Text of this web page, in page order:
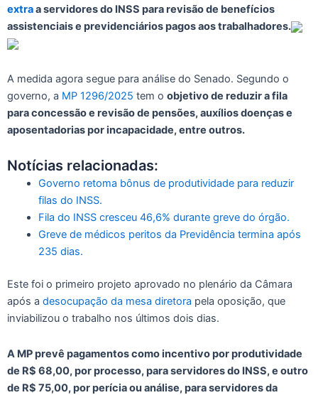
extraa servidores do INSS para revisão de benefícios
assistenciais e previdenciários pagos aos trabalhadores.
A medida agora segue para análise do Senado. Segundo o
governo, a MP 1296/2025 tem o objetivo de reduzir a fila
para concessão e revisão de pensões, auxílios doenças e
aposentadorias por incapacidade, entre outros.
Notícias relacionadas:
Governo retoma bônus de produtividade para reduzir
filas do INSS.
Fila do INSS cresceu 46,6% durante greve do órgão.
Greve de médicos peritos da Previdência termina após
235 dias.
Este foi o primeiro projeto aprovado no plenário da Câmara
após a desocupação da mesa diretora pela oposição, que
inviabilizou o trabalho nos últimos dois dias.
A MP prevê pagamentos como incentivo por produtividade
de R$ 68,00, por processo, para servidores do INSS, e outro
de R$ 75,00, por perícia ou análise, para servidores da